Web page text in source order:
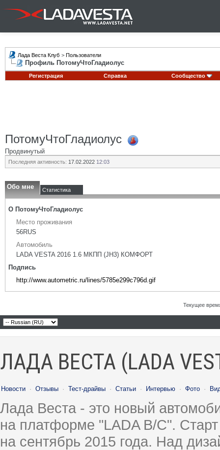
Лада Веста Клуб > Пользователи
Профиль ПотомуЧтоГладиолус
Регистрация Справка Сообщество
ПотомуЧтоГладиолус
Продвинутый
Последняя активность: 17.02.2022 12:03
Обо мне Статистика
О ПотомуЧтоГладиолус
Место проживания
56RUS
Автомобиль
LADA VESTA 2016 1.6 МКПП (JH3) КОМФОРТ
Подпись
http://www.autometric.ru/lines/5785e299c796d.gif
Текущее
ЛАДА ВЕСТА (LADA
Новости · Отзывы · Тест-драйвы · Статьи · Интервью · Фото ·
Лада Веста - это новый
на платформе "LADA B/C".
на сентябрь 2015 года. Над